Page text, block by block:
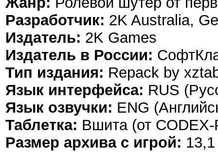
Разработчик: 2K Australia,
Издатель: 2K Games
Издатель в России:
Тип издания: Repack by
Язык интерфейса: RUS
Язык озвучки: ENG
Таблетка: Вшита (от
Размер архива с игрой: